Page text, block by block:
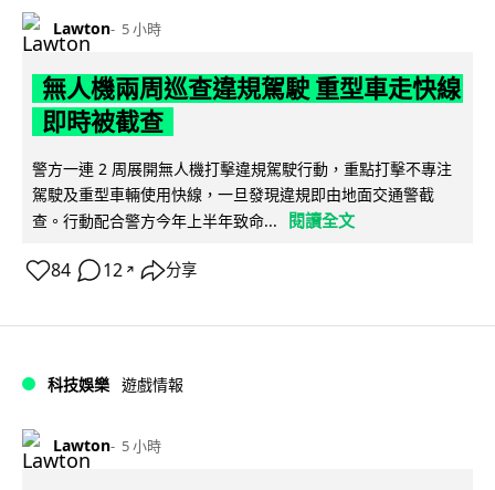
Lawton 5 小時
無人機兩周巡查違規駕駛 重型車走快線
即時被截查
警方一連 2 周展開無人機打擊違規駕駛行動，重點打擊不專注
駕駛及重型車輛使用快線，一旦發現違規即由地面交通警截
查。行動配合警方今年上半年致命...
閱讀全文
84 12 ↗ 分享
科技娛樂 遊戲情報
Lawton 5 小時